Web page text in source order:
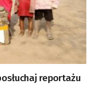
reportażu